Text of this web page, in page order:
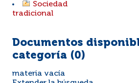
Sociedad
tradicional
Documentos
categoría (0)
materia vacía